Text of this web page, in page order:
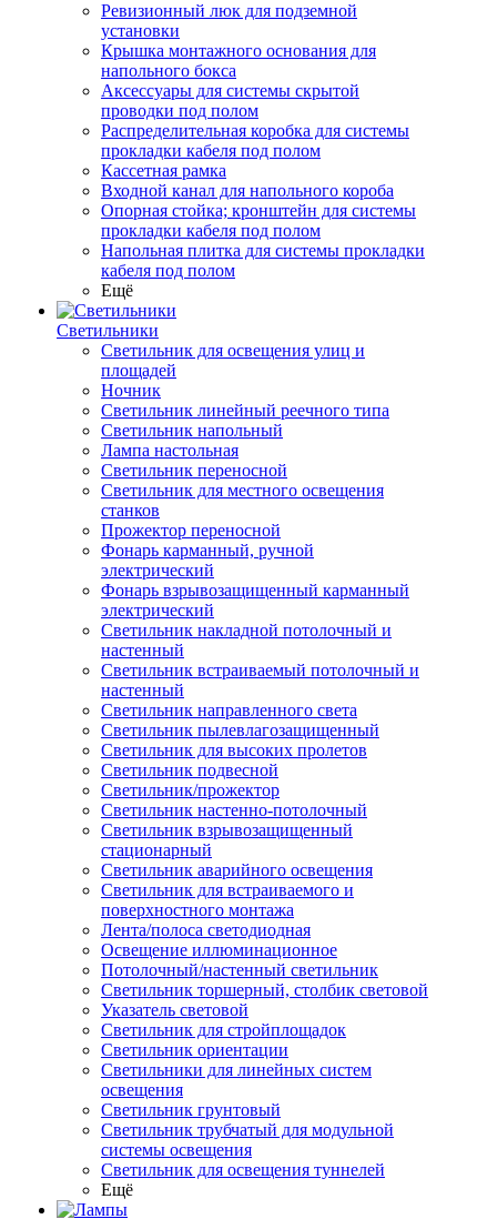
Ревизионный люк для подземной
установки
Крышка монтажного основания для
напольного бокса
Аксессуары для системы скрытой
проводки под полом
Распределительная коробка для системы
прокладки кабеля под полом
Кассетная рамка
Входной канал для напольного короба
Опорная стойка; кронштейн для системы
прокладки кабеля под полом
Напольная плитка для системы прокладки
кабеля под полом
Ещё
Светильники
Светильник для освещения улиц и
площадей
Ночник
Светильник линейный реечного типа
Светильник напольный
Лампа настольная
Светильник переносной
Светильник для местного освещения
станков
Прожектор переносной
Фонарь карманный, ручной
электрический
Фонарь взрывозащищенный карманный
электрический
Светильник накладной потолочный и
настенный
Светильник встраиваемый потолочный и
настенный
Светильник направленного света
Светильник пылевлагозащищенный
Светильник для высоких пролетов
Светильник подвесной
Светильник/прожектор
Светильник настенно-потолочный
Светильник взрывозащищенный
стационарный
Светильник аварийного освещения
Светильник для встраиваемого и
поверхностного монтажа
Лента/полоса светодиодная
Освещение иллюминационное
Потолочный/настенный светильник
Светильник торшерный, столбик световой
Указатель световой
Светильник для стройплощадок
Светильник ориентации
Светильники для линейных систем
освещения
Светильник грунтовый
Светильник трубчатый для модульной
системы освещения
Светильник для освещения туннелей
Ещё